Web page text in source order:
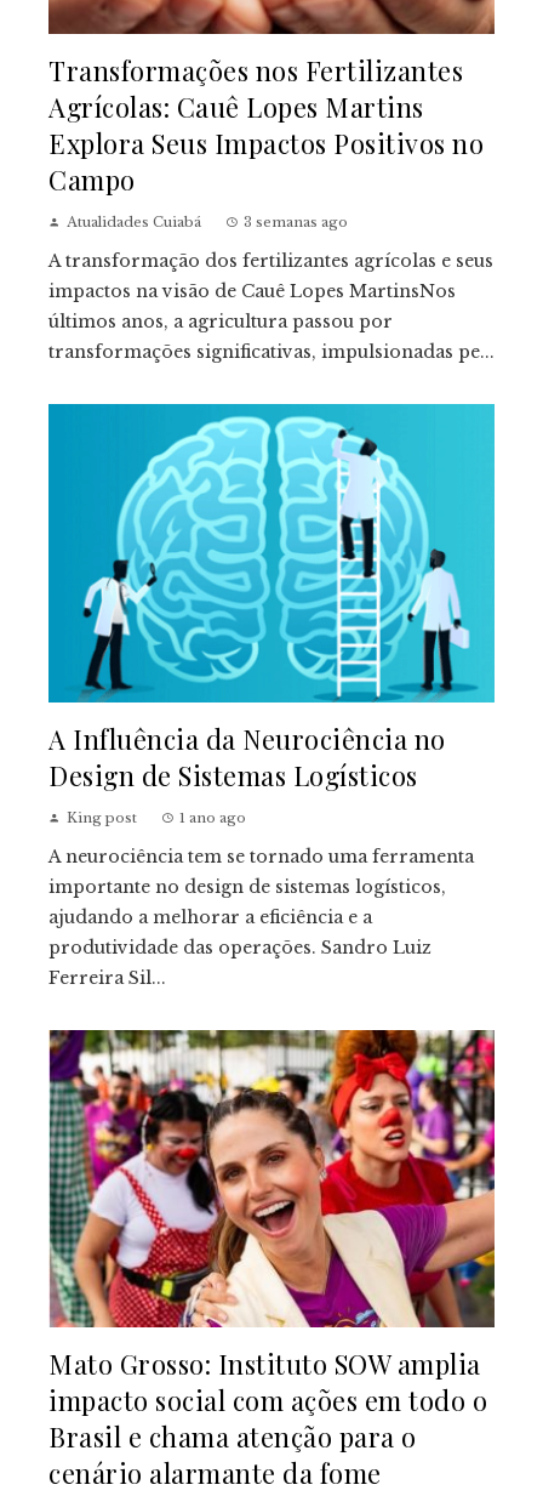
Transformações nos Fertilizantes
Agrícolas: Cauê Lopes Martins
Explora Seus Impactos Positivos no
Campo
Atualidades Cuiabá 3 semanas ago
A transformação dos fertilizantes agrícolas e seus
impactos na visão de Cauê Lopes MartinsNos
últimos anos, a agricultura passou por
transformações significativas, impulsionadas pe...
A Influência da Neurociência no
Design de Sistemas Logísticos
King post 1 ano ago
A neurociência tem se tornado uma ferramenta
importante no design de sistemas logísticos,
ajudando a melhorar a eficiência e a
produtividade das operações. Sandro Luiz
Ferreira Sil...
Mato Grosso: Instituto SOW amplia
impacto social com ações em todo o
Brasil e chama atenção para o
cenário alarmante da fome